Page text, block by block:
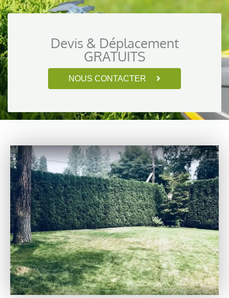
Devis & Déplacement
GRATUITS
NOUS CONTACTER